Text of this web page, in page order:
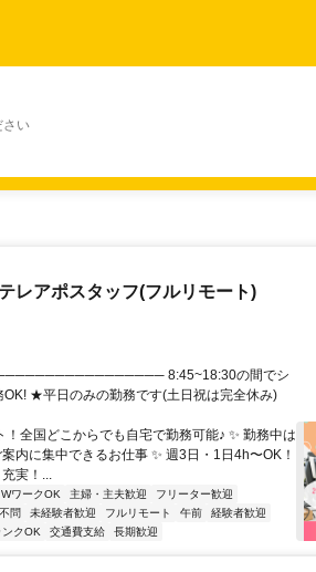
さい
レアポスタッフ(フルリモート)
8:45~18:30の間でシ
★平日のみの勤務です(土日祝は完全休み)
全国どこからでも自宅で勤務可能♪ ✨ 勤務中は
内に集中できるお仕事 ✨ 週3日・1日4h〜OK！
実！...
ワークOK 主婦・主夫歓迎
フリーター歓迎
問 未経験者歓迎 フルリモート 午前
経験者歓迎
ンクOK 交通費支給 長期歓迎